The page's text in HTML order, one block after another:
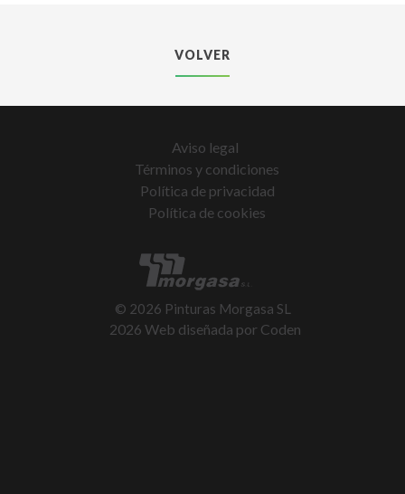
VOLVER
Aviso legal
Términos y condiciones
Política de privacidad
Política de cookies
© 2026 Pinturas Morgasa SL
2026 Web diseñada por Coden